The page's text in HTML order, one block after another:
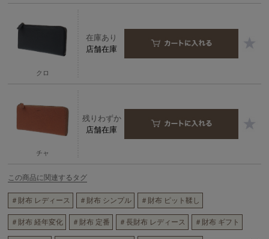
クロ
在庫あり
店舗在庫
チャ
残りわずか
店舗在庫
この商品に関連するタグ
＃財布 レディース ＃財布 シンプル ＃財布 ピット鞣し
＃財布 経年変化 ＃財布 定番 ＃長財布 レディース ＃財布 ギフト